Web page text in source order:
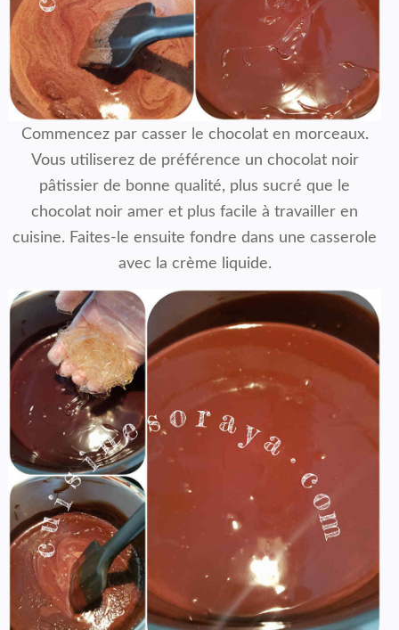
Commencez par casser le chocolat en morceaux.
Vous utiliserez de préférence un chocolat noir
pâtissier de bonne qualité, plus sucré que le
chocolat noir amer et plus facile à travailler en
cuisine. Faites-le ensuite fondre dans une casserole
avec la crème liquide.